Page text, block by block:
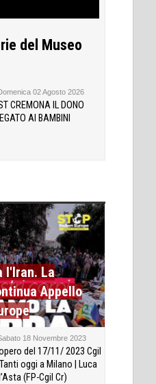
del Museo
02 Agosto 2026
CREMONA IL DONO
AI BAMBINI
l'Iran. La
Appello
18 Novembre 2023
del 17/11/ 2023 Cgil
oggi a Milano | Luca
(FP-Cgil Cr)